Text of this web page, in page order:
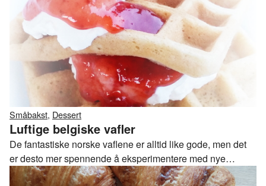
Småbakst, Dessert
Luftige belgiske vafler
De fantastiske norske vaflene er alltid like gode, men det
er desto mer spennende å eksperimentere med nye
varianter!